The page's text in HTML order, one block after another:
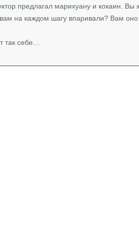
предлагал марихуану и кокаин. Вы
на каждом шагу впаривали? Вам оно
так себе…